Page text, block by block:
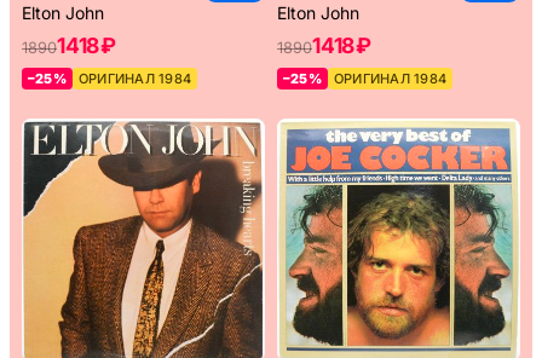
Elton John
18901418 ₽
–25% ОРИГИНАЛ 1984
Elton John
18901418 ₽
–25% ОРИГИНАЛ 1984